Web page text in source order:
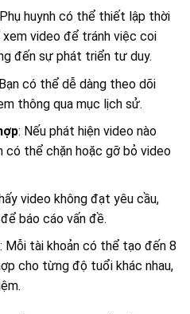
huynh có thể thiết lập thời
video để tránh việc coi
đến sự phát triển tư duy.
có thể dễ dàng theo dõi
thông qua mục lịch sử.
: Nếu phát hiện video nào
có thể chặn hoặc gỡ bỏ video
video không đạt yêu cầu,
báo cáo vấn đề.
: Mỗi tài khoản có thể tạo đến 8
cho từng độ tuổi khác nhau,